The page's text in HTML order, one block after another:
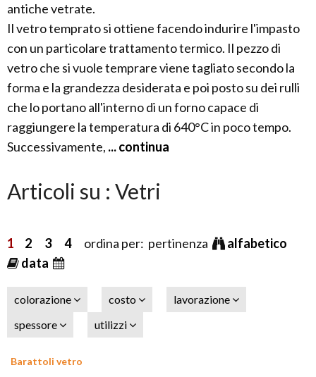
antiche vetrate.
Il vetro temprato si ottiene facendo indurire l'impasto
con un particolare trattamento termico. Il pezzo di
vetro che si vuole temprare viene tagliato secondo la
forma e la grandezza desiderata e poi posto su dei rulli
che lo portano all'interno di un forno capace di
raggiungere la temperatura di 640°C in poco tempo.
Successivamente, ... continua
Articoli su : Vetri
1 2 3 4ordina per: pertinenza
alfabetico
data
colorazione costo
lavorazione
spessore
utilizzi
Barattoli vetro